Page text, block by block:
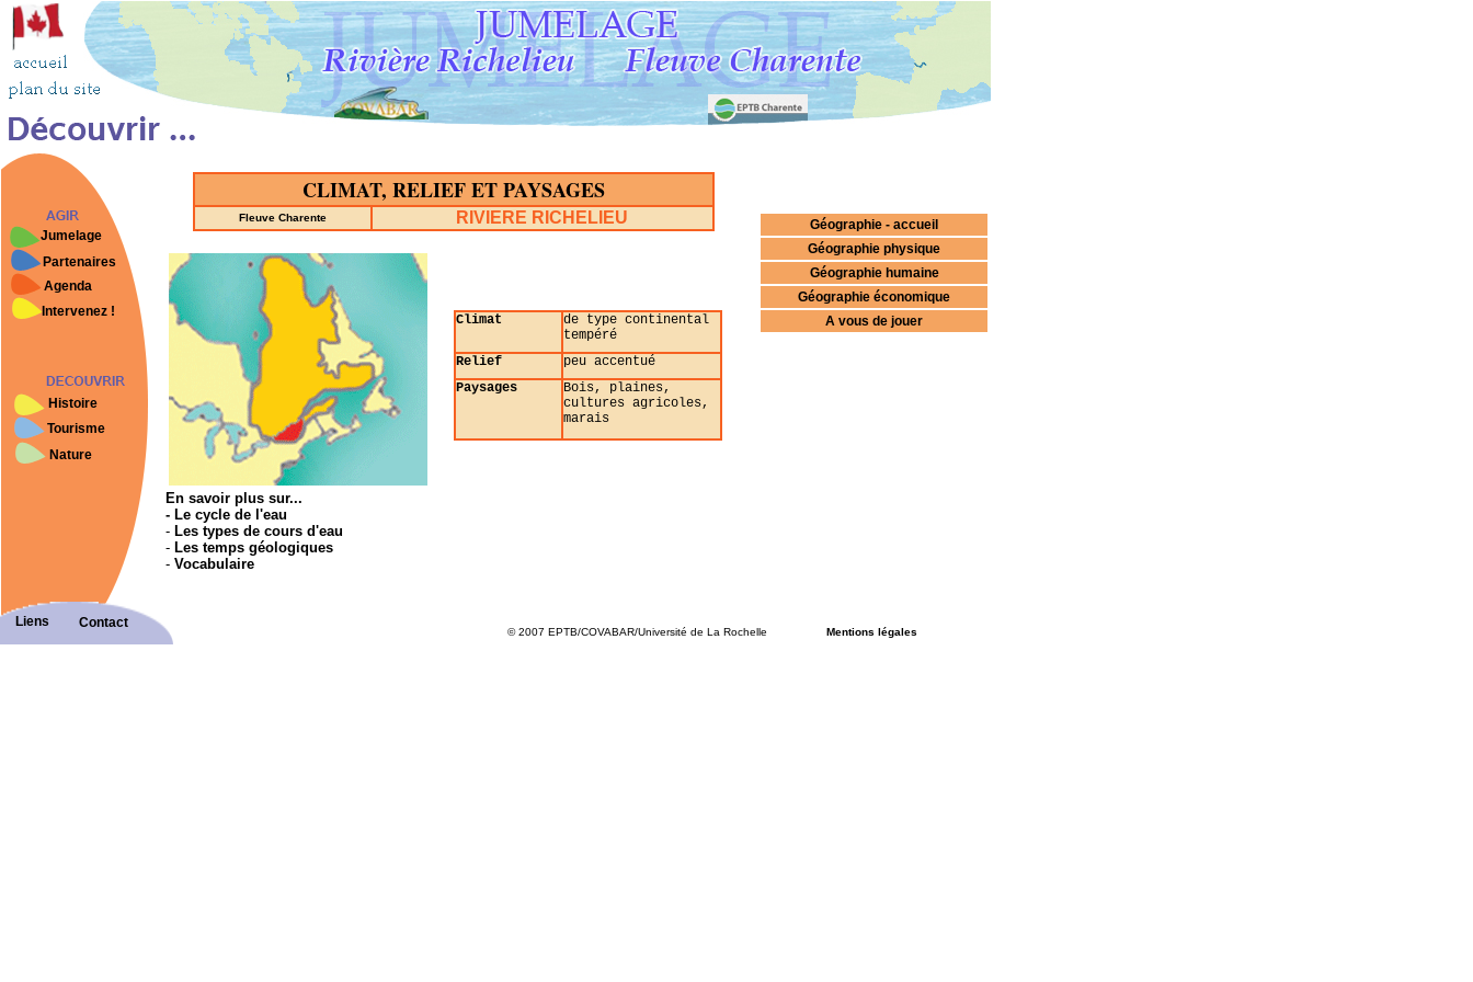
Nature
Tourisme
Histoire
Intervenez !
Partenaires
Jumelage
Agenda
Contact
Liens
CLIMAT, RELIEF ET PAYSAGES
Fleuve Charente RIVIERE RICHELIEU
Climat
de type continental
tempéré
Relief
peu accentué
Paysages
Bois, plaines,
cultures agricoles,
marais
En savoir plus sur...
- Le cycle de l'eau
- Les types de cours d'eau
- Les temps géologiques
- Vocabulaire
© 2007 EPTB/COVABAR/Université de La Rochelle Mentions légales
Géographie - accueil
Géographie physique
Géographie humaine
Géographie économique
A vous de jouer